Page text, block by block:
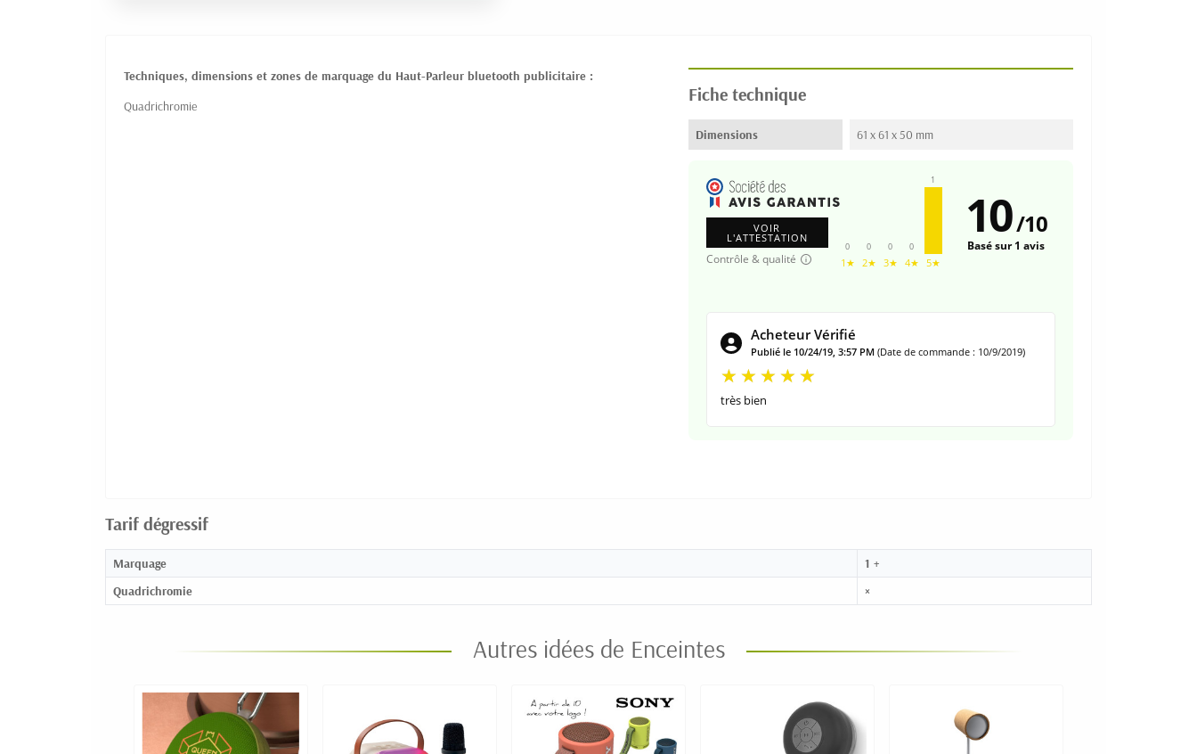
Techniques, dimensions et zones de marquage du Haut-Parleur bluetooth publicitaire :
Quadrichromie
Fiche technique
Dimensions 61 x 61 x 50 mm
VOIR
L'ATTESTATION
Contrôle & qualité
0
1★
0
2★
0
3★
0
4★
1
5★
10/10
Basé sur 1 avis
Acheteur Vérifié
Publié le 10/24/19, 3:57 PM (Date de commande : 10/9/2019)
très bien
Tarif dégressif
Marquage
1 +
Quadrichromie
×
Autres idées de Enceintes